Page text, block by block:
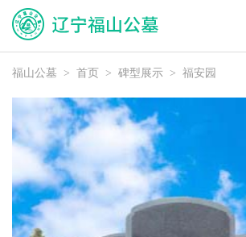
福山公墓 > 首页 > 碑型展示 > 福安园